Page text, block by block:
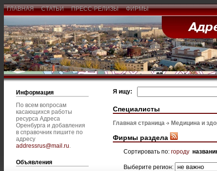
ГЛАВНАЯ СТАТЬИ ПРЕСС-РЕЛИЗЫ ФИРМЫ
Информация
По всем вопросам
касающихся работы
ресурса Адреса
Оренбурга и добавления
в справочник пишите по
адресу
addressrus@mail.ru.
Объявления
Я ищу:
Специалисты
Главная страница Медицина и
Фирмы раздела
Сортировать по: городу
Выберите регион: